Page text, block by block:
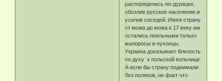
распорядились по-дурацки,
обозлив русское население и
усилив соседей. Имея страну
от можа до можа к 17 веку им
остались лояльными только
малоросы и чухонцы.
Украина доказывает близость
по духу к польской вольнице.
А если бы страну поднимали
без поляков, не факт что